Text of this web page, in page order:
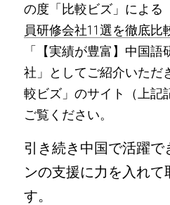
の度「比較ビズ」による
員研修会社11選を徹底比
「【実績が豊富】中国
社」としてご紹介いただ
較ビズ」のサイト（上記
ご覧ください。
引き続き中国で活躍で
ンの支援に力を入れて
す。